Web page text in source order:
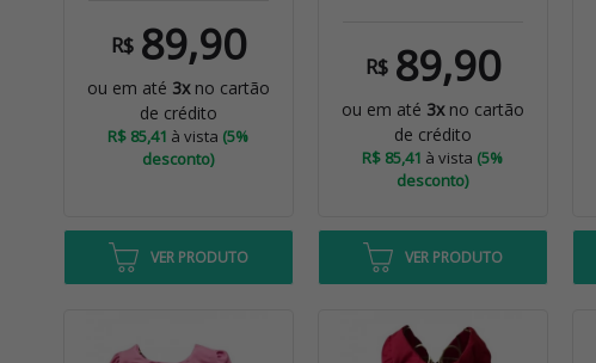
R$ 89,90
ou em até 3xno cartão
de crédito
R$ 85,41 à vista (5%
desconto)
VER PRODUTO
R$ 89,90
ou em até 3xno cartão
de crédito
R$ 85,41 à vista (5%
desconto)
VER PRODUTO